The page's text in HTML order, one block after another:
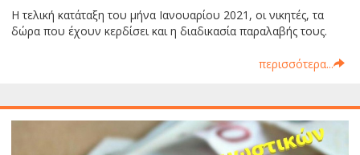
Η τελική κατάταξη του μήνα Ιανουαρίου 2021, οι νικητές, τα
δώρα που έχουν κερδίσει και η διαδικασία παραλαβής τους.
περισσότερα...